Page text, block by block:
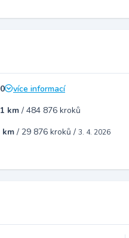
více informací
km / 484 876 kroků
km / 29 876 kroků / 3. 4. 2026